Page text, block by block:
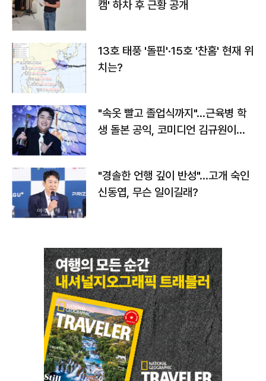
캠' 하차 후 근황 공개
13호 태풍 '돌핀'·15호 '찬홈' 현재 위
치는?
"속옷 빨고 졸업식까지"…근육병 학
생 돌본 공익, 코미디언 김규원이었
"경솔한 언행 깊이 반성"…고개 숙인
신동엽, 무슨 일이길래?